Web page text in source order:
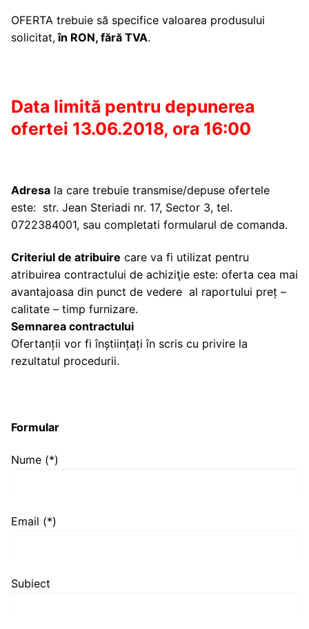
OFERTA trebuie să specifice valoarea produsului
solicitat,în RON, fără TVA.
Data limită pentru depunerea
ofertei 13.06.2018, ora 16:00
Adresa la care trebuie transmise/depuse ofertele
este: str. Jean Steriadi nr. 17, Sector 3, tel.
0722384001, sau completati formularul de comanda.
Criteriul de atribuire care va fi utilizat pentru
atribuirea contractului de achiziţie este: oferta cea mai
avantajoasa din punct de vedere al raportului preț –
calitate – timp furnizare.
Semnarea contractului
Ofertanții vor fi înștiințați în scris cu privire la
rezultatul procedurii.
Formular
Nume (*)
Email (*)
Subiect